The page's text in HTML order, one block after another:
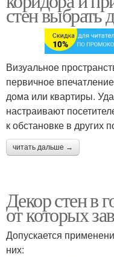
стен выбрать
Визуальное
первичное
дома или квартиры.
настраивают
к обстановке в других
читать дальше →
Декор стен в
от которых
Допускается
них: